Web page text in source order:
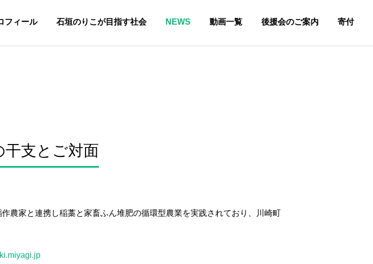
フィール 石垣のりこが目指す社会 NEWS 動画一覧 後援会のご案内 寄付
干支とご対面
農家と連携し稲藁と家畜ふん堆肥の循環型農業を実践されており、川崎町